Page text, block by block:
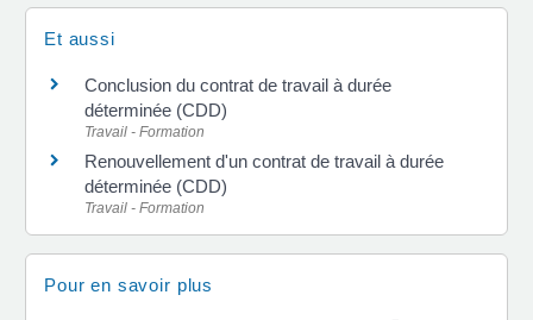
Et aussi
Conclusion du contrat de travail à durée
déterminée (CDD)
Travail - Formation
Renouvellement d'un contrat de travail à durée
déterminée (CDD)
Travail - Formation
Pour en savoir plus